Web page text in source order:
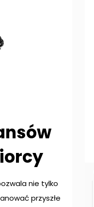
nie tylko
przyszłe